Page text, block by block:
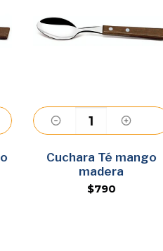
Agregar
Cuchara Té mango
madera
$790